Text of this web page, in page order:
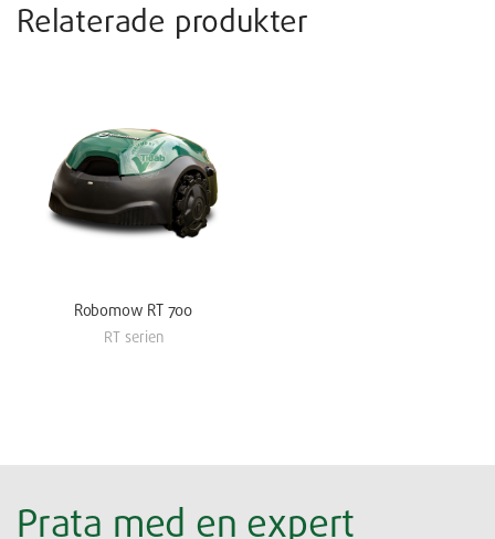
Relaterade produkter
Robomow RT 700
RT serien
Prata med en expert